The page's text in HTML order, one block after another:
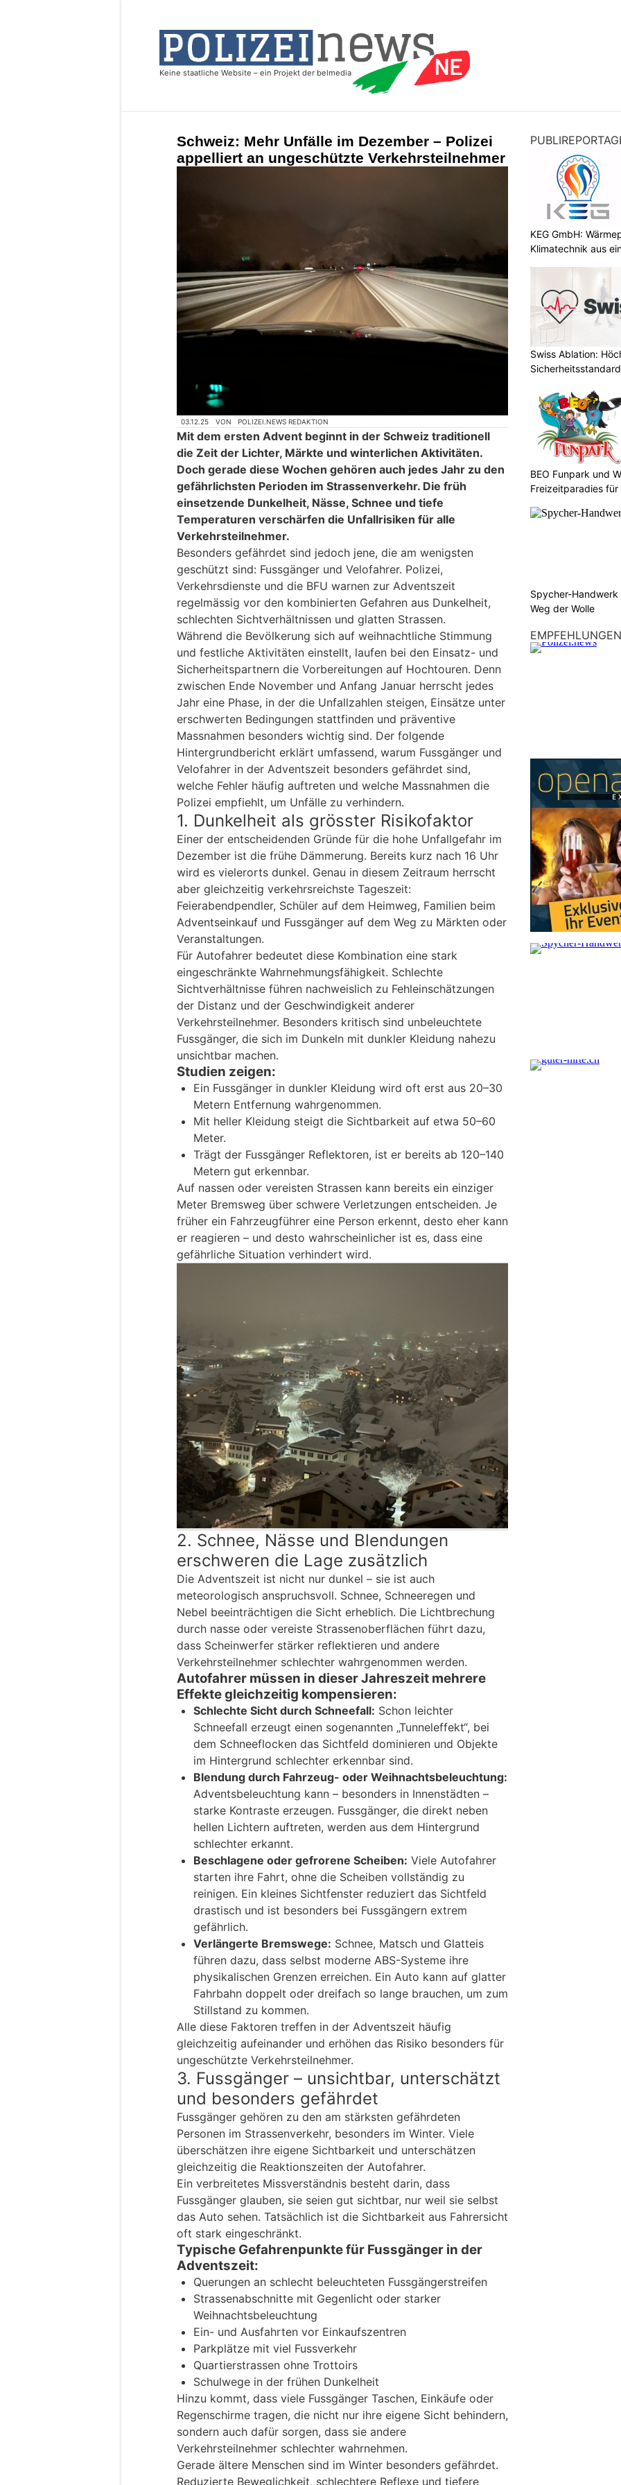
Schweiz: Mehr Unfälle im Dezember – Polizei
appelliert an ungeschützte Verkehrsteilnehmer
03.12.25 VON POLIZEI.NEWS REDAKTION
Mit dem ersten Advent beginnt in der Schweiz traditionell
die Zeit der Lichter, Märkte und winterlichen Aktivitäten.
Doch gerade diese Wochen gehören auch jedes Jahr zu den
gefährlichsten Perioden im Strassenverkehr. Die früh
einsetzende Dunkelheit, Nässe, Schnee und tiefe
Temperaturen verschärfen die Unfallrisiken für alle
Verkehrsteilnehmer.
Besonders gefährdet sind jedoch jene, die am wenigsten
geschützt sind: Fussgänger und Velofahrer. Polizei,
Verkehrsdienste und die BFU warnen zur Adventszeit
regelmässig vor den kombinierten Gefahren aus Dunkelheit,
schlechten Sichtverhältnissen und glatten Strassen.
Während die Bevölkerung sich auf weihnachtliche Stimmung
und festliche Aktivitäten einstellt, laufen bei den Einsatz- und
Sicherheitspartnern die Vorbereitungen auf Hochtouren. Denn
zwischen Ende November und Anfang Januar herrscht jedes
Jahr eine Phase, in der die Unfallzahlen steigen, Einsätze unter
erschwerten Bedingungen stattfinden und präventive
Massnahmen besonders wichtig sind. Der folgende
Hintergrundbericht erklärt umfassend, warum Fussgänger und
Velofahrer in der Adventszeit besonders gefährdet sind,
welche Fehler häufig auftreten und welche Massnahmen die
Polizei empfiehlt, um Unfälle zu verhindern.
1. Dunkelheit als grösster Risikofaktor
Einer der entscheidenden Gründe für die hohe Unfallgefahr im
Dezember ist die frühe Dämmerung. Bereits kurz nach 16 Uhr
wird es vielerorts dunkel. Genau in diesem Zeitraum herrscht
aber gleichzeitig verkehrsreichste Tageszeit:
Feierabendpendler, Schüler auf dem Heimweg, Familien beim
Adventseinkauf und Fussgänger auf dem Weg zu Märkten oder
Veranstaltungen.
Für Autofahrer bedeutet diese Kombination eine stark
eingeschränkte Wahrnehmungsfähigkeit. Schlechte
Sichtverhältnisse führen nachweislich zu Fehleinschätzungen
der Distanz und der Geschwindigkeit anderer
Verkehrsteilnehmer. Besonders kritisch sind unbeleuchtete
Fussgänger, die sich im Dunkeln mit dunkler Kleidung nahezu
unsichtbar machen.
Studien zeigen:
Ein Fussgänger in dunkler Kleidung wird oft erst aus 20–30
Metern Entfernung wahrgenommen.
Mit heller Kleidung steigt die Sichtbarkeit auf etwa 50–60
Meter.
Trägt der Fussgänger Reflektoren, ist er bereits ab 120–140
Metern gut erkennbar.
Auf nassen oder vereisten Strassen kann bereits ein einziger
Meter Bremsweg über schwere Verletzungen entscheiden. Je
früher ein Fahrzeugführer eine Person erkennt, desto eher kann
er reagieren – und desto wahrscheinlicher ist es, dass eine
gefährliche Situation verhindert wird.
2. Schnee, Nässe und Blendungen
erschweren die Lage zusätzlich
Die Adventszeit ist nicht nur dunkel – sie ist auch
meteorologisch anspruchsvoll. Schnee, Schneeregen und
Nebel beeinträchtigen die Sicht erheblich. Die Lichtbrechung
durch nasse oder vereiste Strassenoberflächen führt dazu,
dass Scheinwerfer stärker reflektieren und andere
Verkehrsteilnehmer schlechter wahrgenommen werden.
Autofahrer müssen in dieser Jahreszeit mehrere
Effekte gleichzeitig kompensieren:
Schlechte Sicht durch Schneefall: Schon leichter
Schneefall erzeugt einen sogenannten „Tunneleffekt“, bei
dem Schneeflocken das Sichtfeld dominieren und Objekte
im Hintergrund schlechter erkennbar sind.
Blendung durch Fahrzeug- oder Weihnachtsbeleuchtung:
Adventsbeleuchtung kann – besonders in Innenstädten –
starke Kontraste erzeugen. Fussgänger, die direkt neben
hellen Lichtern auftreten, werden aus dem Hintergrund
schlechter erkannt.
Beschlagene oder gefrorene Scheiben: Viele Autofahrer
starten ihre Fahrt, ohne die Scheiben vollständig zu
reinigen. Ein kleines Sichtfenster reduziert das Sichtfeld
drastisch und ist besonders bei Fussgängern extrem
gefährlich.
Verlängerte Bremswege: Schnee, Matsch und Glatteis
führen dazu, dass selbst moderne ABS-Systeme ihre
physikalischen Grenzen erreichen. Ein Auto kann auf glatter
Fahrbahn doppelt oder dreifach so lange brauchen, um zum
Stillstand zu kommen.
Alle diese Faktoren treffen in der Adventszeit häufig
gleichzeitig aufeinander und erhöhen das Risiko besonders für
ungeschützte Verkehrsteilnehmer.
3. Fussgänger – unsichtbar, unterschätzt
und besonders gefährdet
Fussgänger gehören zu den am stärksten gefährdeten
Personen im Strassenverkehr, besonders im Winter. Viele
überschätzen ihre eigene Sichtbarkeit und unterschätzen
gleichzeitig die Reaktionszeiten der Autofahrer.
Ein verbreitetes Missverständnis besteht darin, dass
Fussgänger glauben, sie seien gut sichtbar, nur weil sie selbst
das Auto sehen. Tatsächlich ist die Sichtbarkeit aus Fahrersicht
oft stark eingeschränkt.
Typische Gefahrenpunkte für Fussgänger in der
Adventszeit:
Querungen an schlecht beleuchteten Fussgängerstreifen
Strassenabschnitte mit Gegenlicht oder starker
Weihnachtsbeleuchtung
Ein- und Ausfahrten vor Einkaufszentren
Parkplätze mit viel Fussverkehr
Quartierstrassen ohne Trottoirs
Schulwege in der frühen Dunkelheit
Hinzu kommt, dass viele Fussgänger Taschen, Einkäufe oder
Regenschirme tragen, die nicht nur ihre eigene Sicht behindern,
sondern auch dafür sorgen, dass sie andere
Verkehrsteilnehmer schlechter wahrnehmen.
Gerade ältere Menschen sind im Winter besonders gefährdet.
Reduzierte Beweglichkeit, schlechtere Reflexe und tiefere
KEG GmbH:
Klimatechnik aus
Swiss Ablation:
BEO Funpark und
Freizeitparadies für
Spycher-
Weg der Wolle
EMPFEHLUNGEN